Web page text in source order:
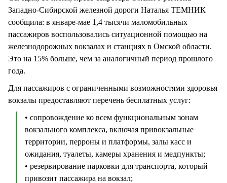
Западно-Сибирской железной дороги Наталья ТЕМНИК
сообщила: в январе-мае 1,4 тысячи маломобильных
пассажиров воспользовались ситуационной помощью на
железнодорожных вокзалах и станциях в Омской области.
Это на 15% больше, чем за аналогичный период прошлого
года.
Для пассажиров с ограниченными возможностями здоровья
вокзалы предоставляют перечень бесплатных услуг:
• сопровождение ко всем функциональным зонам
вокзального комплекса, включая привокзальные
территории, перроны и платформы, залы касс и
ожидания, туалеты, камеры хранения и медпункты;
• резервирование парковки для транспорта, который
привозит пассажира на вокзал;